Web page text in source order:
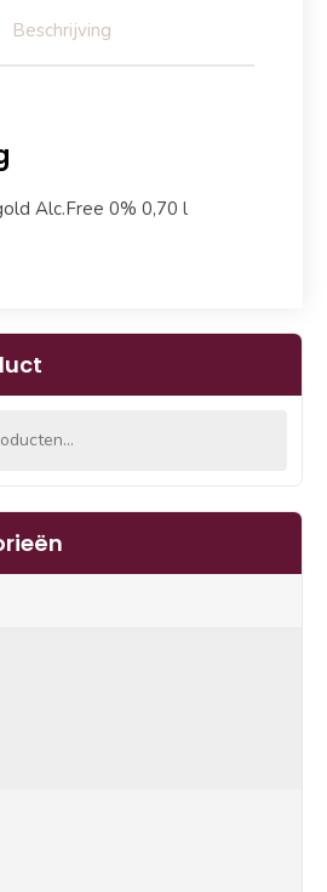
Beschrijving
Alc.Free 0% 0,70 l